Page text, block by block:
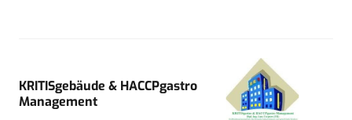
KRITISgebäude & HACCPgastro
Management